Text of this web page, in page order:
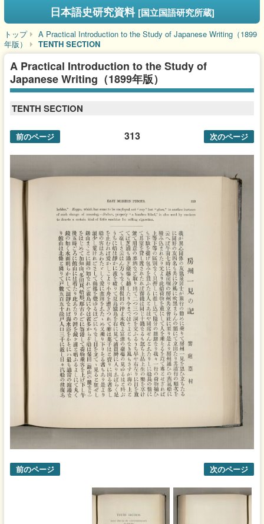
日本語史研究資料 [国立国語研究所蔵]
トップ
A Practical Introduction to the Study of Japanese Writing（1899
年版）
TENTH SECTION
A Practical Introduction to the Study of
Japanese Writing（1899年版）
TENTH SECTION
313 次のページ
前のページ
次のページ
前のページ